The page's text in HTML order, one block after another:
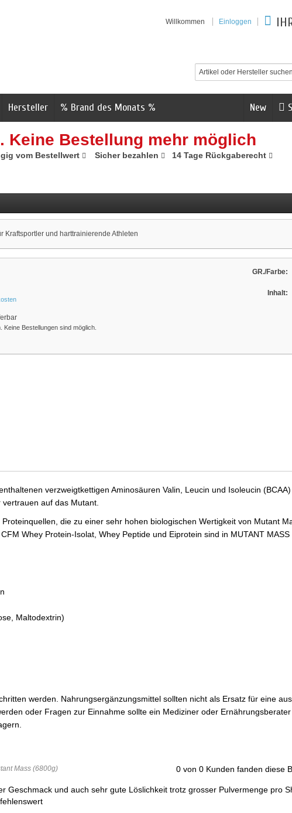
Willkommen Einloggen
New
Hersteller % Brand des Monats %
Keine Bestellung mehr möglich
vom Bestellwert Sicher bezahlen 14 Tage Rückgaberecht
Kraftsportler und harttrainierende Athleten
GR./Farbe:
Inhalt:
Bestellungen sind möglich.
verzweigtkettigen Aminosäuren Valin, Leucin und Isoleucin
auf das Mutant.
die zu einer sehr hohen biologischen Wertigkeit von Mutant
Whey Protein-Isolat, Whey Peptide und Eiprotein sind in MUTANT
Maltodextrin)
werden. Nahrungsergänzungsmittel sollten nicht als Ersatz für eine
oder Fragen zur Einnahme sollte ein Mediziner oder
Mass (6800g) 0 von 0 Kunden fanden diese
Geschmack und auch sehr gute Löslichkeit trotz grosser Pulvermenge pro